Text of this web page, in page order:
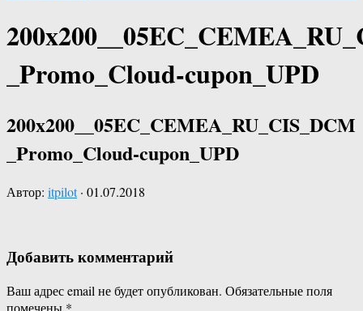
_Promo_Cloud-cupon_UPD
200x200__05EC_CEMEA_RU_CIS_DCM
_Promo_Cloud-cupon_UPD
Автор: itpilot · 01.07.2018
Добавить комментарий
Ваш адрес email не будет опубликован. Обязательные поля
помечены *